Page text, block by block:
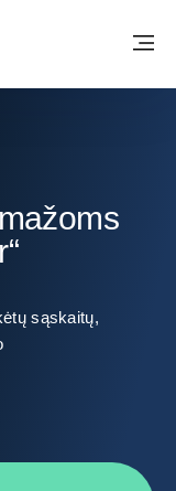
- GRUPĖS
sąskaitų,